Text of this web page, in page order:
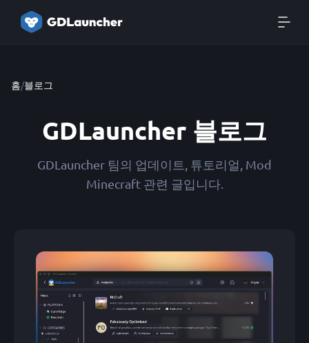
홈/블로그
GDLauncher 블로그
GDLauncher 팀의 업데이트, 튜토리얼, Mod
Minecraft 관련 글입니다.